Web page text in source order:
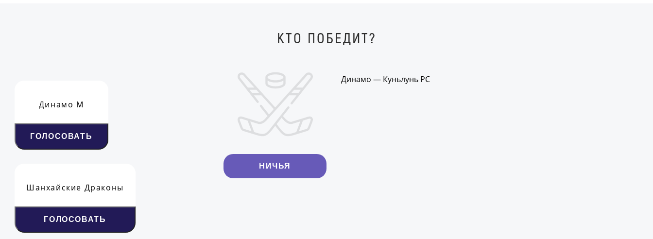
КТО ПОБЕДИТ?
Динамо М
ГОЛОСОВАТЬ
НИЧЬЯ
Шанхайские Драконы
ГОЛОСОВАТЬ
Динамо — Куньлунь РС